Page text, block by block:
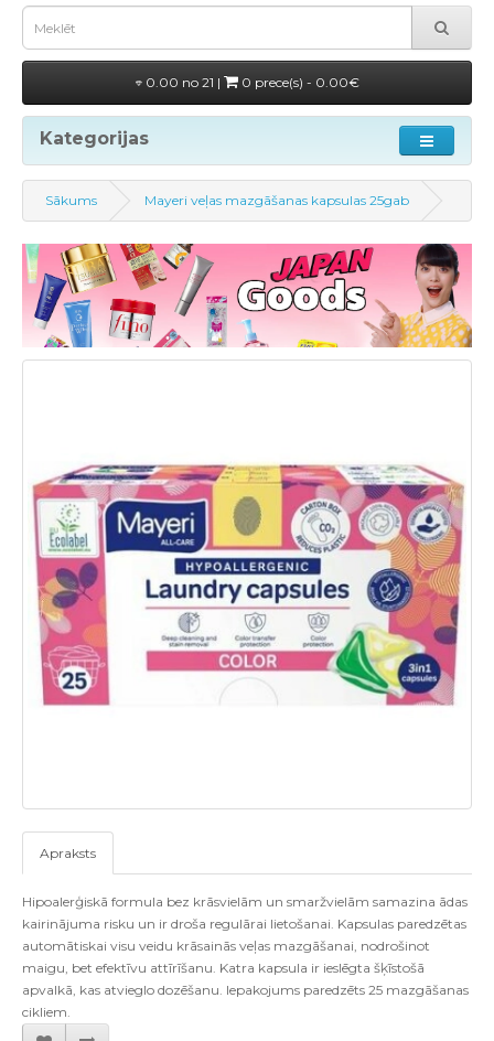
0.00 no 21 | 0 prece(s) - 0.00€
Kategorijas
Sākums Mayeri veļas mazgāšanas kapsulas 25gab
Apraksts
Hipoalerģiskā formula bez krāsvielām un smaržvielām samazina ādas
kairinājuma risku un ir droša regulārai lietošanai. Kapsulas paredzētas
automātiskai visu veidu krāsainās veļas mazgāšanai, nodrošinot
maigu, bet efektīvu attīrīšanu. Katra kapsula ir ieslēgta šķīstošā
apvalkā, kas atvieglo dozēšanu. Iepakojums paredzēts 25 mazgāšanas
cikliem.